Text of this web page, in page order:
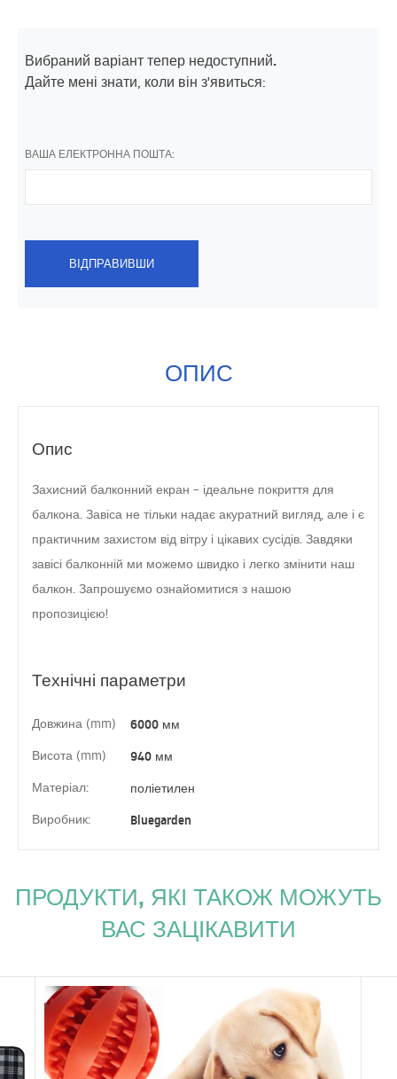
Вибраний варіант тепер недоступний.
Дайте мені знати, коли він з'явиться:
ВАША ЕЛЕКТРОННА ПОШТА:
ВІДПРАВИВШИ
ОПИС
Технічні параметри
Довжина (mm) 6000 мм
Висота (mm) 940 мм
Матеріал: поліетилен
Виробник: Bluegarden
Опис
Захисний балконний екран – ідеальне покриття для
балкона. Завіса не тільки надає акуратний вигляд, але і є
практичним захистом від вітру і цікавих сусідів. Завдяки
завісі балконній ми можемо швидко і легко змінити наш
балкон. Запрошуємо ознайомитися з нашою
пропозицією!
ПРОДУКТИ, ЯКІ ТАКОЖ МОЖУТЬ
ВАС ЗАЦІКАВИТИ